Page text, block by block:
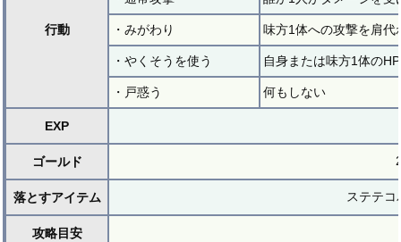
行動 ・みがわり 味方1体への攻撃を肩代
・やくそうを使う 自身または味方1体の
・戸惑う 何もしない
EXP
ゴールド
落とすアイテム ステテコ
攻略目安